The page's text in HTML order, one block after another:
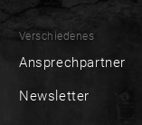
Verschiedenes
Ansprechpartner
Newsletter